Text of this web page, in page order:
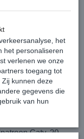
Caty, 20
het
het personaliseren
verlenen we onze
toegang tot
kunnen deze
gegevens die
van hun